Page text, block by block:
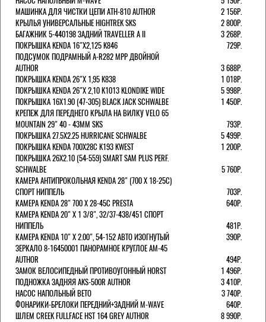
МАШИНКА ДЛЯ ЧИСТКИ ЦЕПИ ATH-810 AUTHOR
2 156Р.
КРЫЛЬЯ УНИВЕРСАЛЬНЫЕ HIGHTREK SKS
2 800Р.
БАГАЖНИК 5-440198 ЗАДНИЙ TRAVELLER A II
3 268Р.
ПОКРЫШКА KENDA 16"Х2,125 K846
729Р.
ПОДСУМОК ПОДРАМНЫЙ A-R282 MPP ДВОЙНОЙ
AUTHOR
3 688Р.
ПОКРЫШКА KENDA 26"Х 1,95 K838
1 018Р.
ПОКРЫШКА KENDA 26"Х 2,10 K1013 KLONDIKE WIDE
5 998Р.
ПОКРЫШКА 16X1.90 (47-305) BLACK JACK SCHWALBE
1 450Р.
КРЕПЕЖ ДЛЯ ПЕРЕДНЕГО КРЫЛА НА ВИЛКУ VELO 65
MOUNTAIN 29" 40 - 43ММ SKS
793Р.
ПОКРЫШКА 27.5X2.25 HURRICANE SCHWALBE
5 499Р.
ПОКРЫШКА KENDA 700Х28С K193 KWEST
1 200Р.
ПОКРЫШКА 26X2.10 (54-559) SMART SAM PLUS PERF.
SCHWALBE
5 760Р.
КАМЕРА АНТИПРОКОЛЬНАЯ KENDA 28" (700 Х 18-25C)
СПОРТ НИППЕЛЬ
703Р.
КАМЕРА KENDA 28" 700 Х 28-45С PRESTA
640Р.
КАМЕРА KENDA 20" Х 1 3/8", 32/37-438/451 СПОРТ
НИППЕЛЬ
481Р.
КАМЕРА KENDA 10" Х 2.00", 54-152 АВТО ИЗОГНУТЫЙ
390Р.
ЗЕРКАЛО 8-16450001 ПАНОРАМНОЕ КРУГЛОЕ AM-45
AUTHOR
494Р.
ЗАМОК ВЕЛОСИПЕДНЫЙ ПРОТИВОУГОННЫЙ HORST
1 496Р.
ПОДНОЖКА ЗАДНЯЯ AKS-500R AUTHOR
3 410Р.
НАСОС НАПОЛЬНЫЙ BETO
3 740Р.
ФОНАРИКИ-БРЕЛОКИ ПЕРЕДНИЙ+ЗАДНИЙ M-WAVE
640Р.
ШЛЕМ CREEK FULLFACE HST 164 GREY AUTHOR
8 990Р.